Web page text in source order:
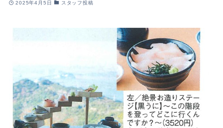
2025年4月5日 スタッフ投稿